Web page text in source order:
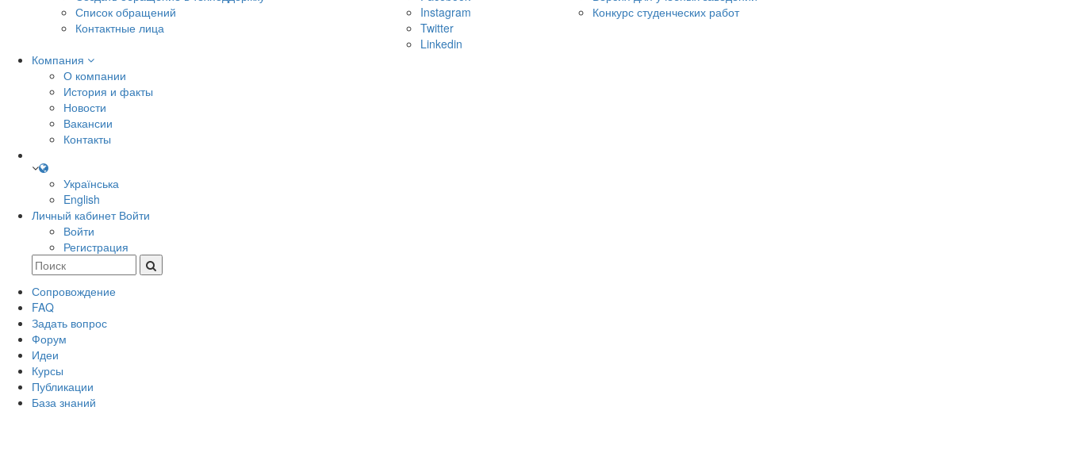
Список обращений
Контактные лица
Instagram
Twitter
Linkedin
Конкурс студенческих работ
Компания
О компании
История и факты
Новости
Вакансии
Контакты
Українська
English
Личный кабинет Войти
Войти
Регистрация
Сопровождение
FAQ
Задать вопрос
Форум
Идеи
Курсы
Публикации
База знаний